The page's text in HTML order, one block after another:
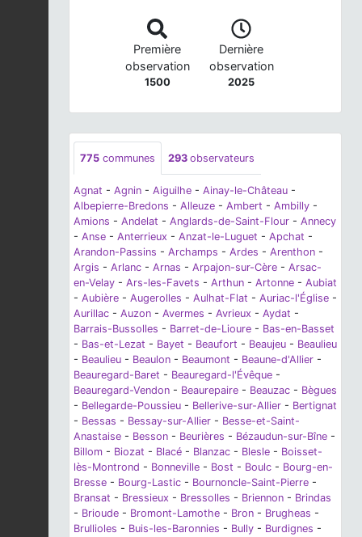
Première
observation
1500
Dernière
observation
2025
775 communes 293 observateurs
Agnat - Agnin - Aiguilhe - Ainay-le-Château -
Albepierre-Bredons - Alleuze - Ambert - Ambilly -
Amions - Andelat - Anglards-de-Saint-Flour - Annecy
- Anse - Anterrieux - Anzat-le-Luguet - Apchat -
Arandon-Passins - Archamps - Ardes - Arenthon -
Argis - Arlanc - Arnas - Arpajon-sur-Cère - Arsac-
en-Velay - Ars-les-Favets - Arthun - Artonne - Aubiat
- Aubière - Augerolles - Aulhat-Flat - Auriac-l'Église -
Aurillac - Auzon - Avermes - Avrieux - Aydat -
Barrais-Bussolles - Barret-de-Lioure - Bas-en-Basset
- Bas-et-Lezat - Bayet - Beaufort - Beaujeu - Beaulieu
- Beaulieu - Beaulon - Beaumont - Beaune-d'Allier -
Beauregard-Baret - Beauregard-l'Évêque -
Beauregard-Vendon - Beaurepaire - Beauzac - Bègues
- Bellegarde-Poussieu - Bellerive-sur-Allier - Bertignat
- Bessas - Bessay-sur-Allier - Besse-et-Saint-
Anastaise - Besson - Beurières - Bézaudun-sur-Bîne -
Billom - Biozat - Blacé - Blanzac - Blesle - Boisset-
lès-Montrond - Bonneville - Bost - Boulc - Bourg-en-
Bresse - Bourg-Lastic - Bournoncle-Saint-Pierre -
Bransat - Bressieux - Bressolles - Briennon - Brindas
- Brioude - Bromont-Lamothe - Bron - Brugheas -
Brullioles - Buis-les-Baronnies - Bully - Burdignes -